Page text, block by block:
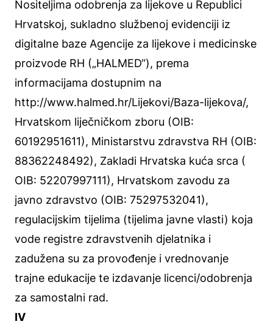
Nositeljima odobrenja za lijekove u Republici
Hrvatskoj, sukladno službenoj evidenciji iz
digitalne baze Agencije za lijekove i medicinske
proizvode RH („HALMED“), prema
informacijama dostupnim na
http://www.halmed.hr/Lijekovi/Baza-lijekova/​,​
Hrvatskom liječničkom zboru (OIB:
60192951611), ​Ministarstvu zdravstva RH (OIB:
88362248492), Zakladi Hrvatska kuća srca (
OIB: 52207997111), Hrvatskom zavodu za
javno zdravstvo (OIB: 75297532041),​
regulacijskim tijelima (tijelima javne vlasti) koja
vode registre zdravstvenih djelatnika i
zadužena su za provođenje i vrednovanje
trajne edukacije te izdavanje licenci/odobrenja
za samostalni rad.
IV